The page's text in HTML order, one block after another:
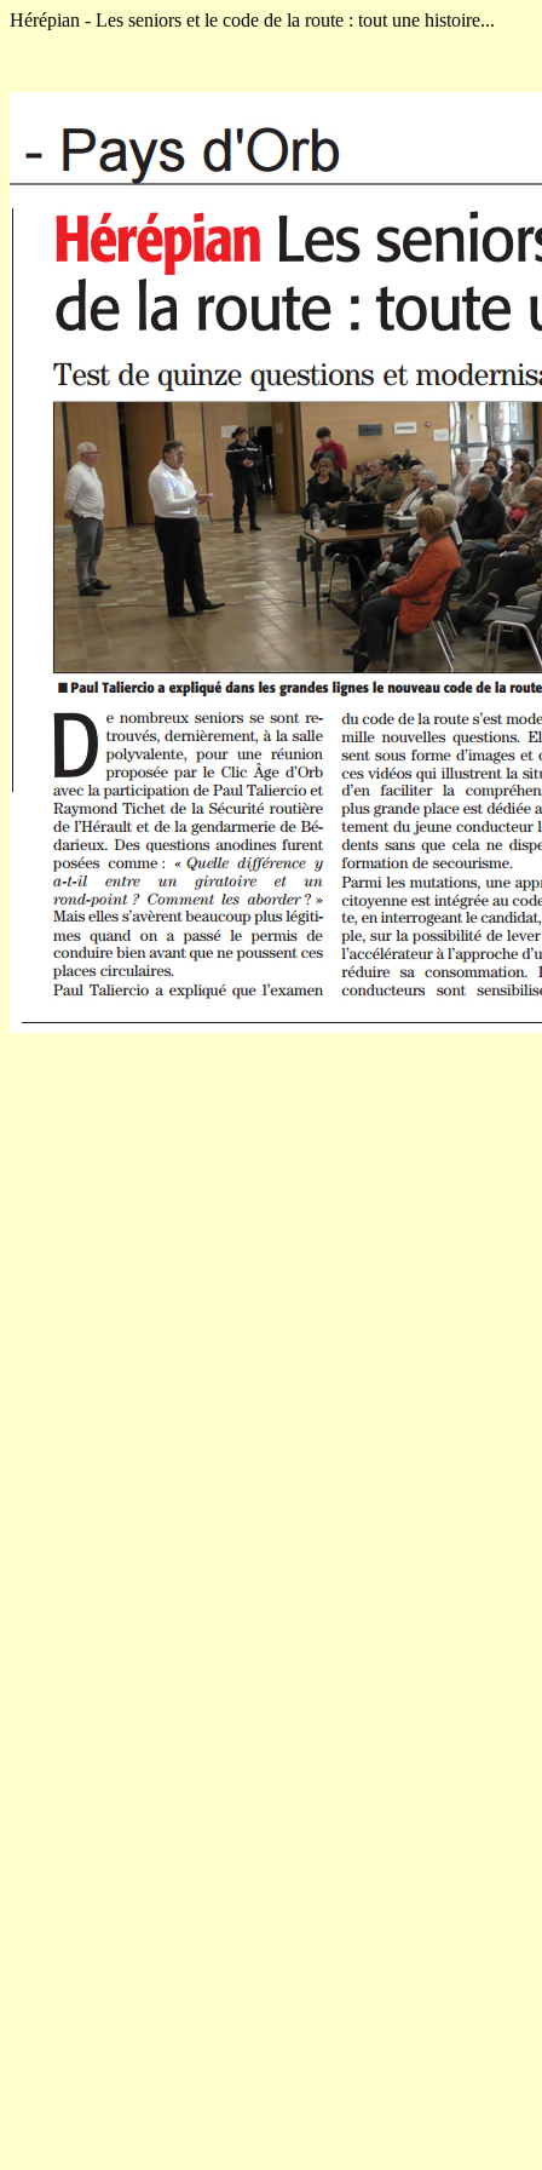
Hérépian - Les seniors et le code de la route : tout une histoire...